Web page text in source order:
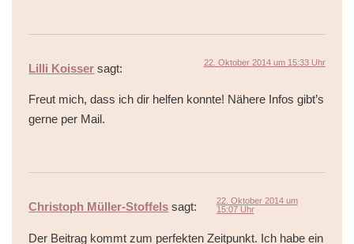
Lilli Koisser sagt: 22. Oktober 2014 um 15:33 Uhr
Freut mich, dass ich dir helfen konnte! Nähere Infos gibt’s
gerne per Mail.
Christoph Müller-Stoffels sagt:
22. Oktober 2014 um
15:07 Uhr
Der Beitrag kommt zum perfekten Zeitpunkt. Ich habe ein